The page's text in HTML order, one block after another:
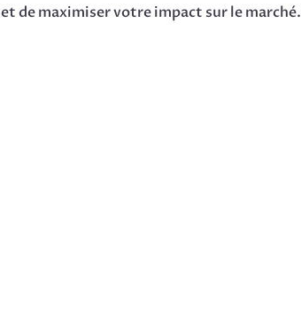
et de maximiser votre impact sur le marché.